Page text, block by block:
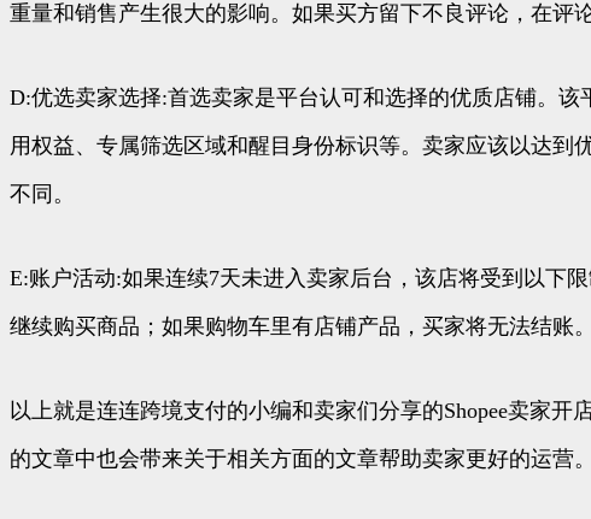
重量和销售产生很大的影响。如果买方留下不良评论，在评
D:优选卖家选择:首选卖家是平台认可和选择的优质店铺。
用权益、专属筛选区域和醒目身份标识等。卖家应该以达
不同。
E:账户活动:如果连续7天未进入卖家后台，该店将受到以下
继续购买商品；如果购物车里有店铺产品，买家将无法结账。
以上就是连连跨境支付的小编和卖家们分享的Shopee卖家
的文章中也会带来关于相关方面的文章帮助卖家更好的运营。